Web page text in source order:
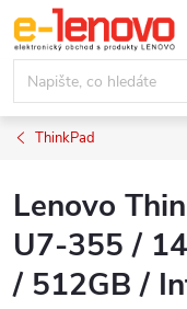
Přejít
na
obsah
ThinkPad
Lenovo
U7-355 /
/ 512GB /